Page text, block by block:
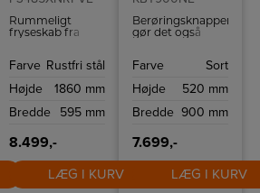
Rummeligt
fryseskab fra
afrimning og
liter.
Farve Rustfri stål
Højde
1860 mm
Bredde
595 mm
8.499,-
LÆG I KURV
Berøringsknapperne
gør det også
dine
Farve
Sort
Højde
520 mm
Bredde 900 mm
7.699,-
LÆG I KURV